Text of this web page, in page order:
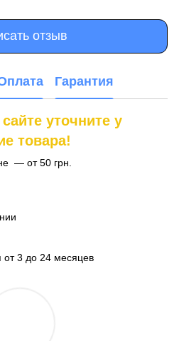
отзыв
Гарантия
уточните у
товара!
— от 50 грн.
от 3 до 24 месяцев